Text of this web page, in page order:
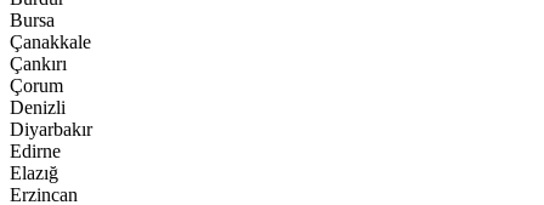
Bursa
Çanakkale
Çankırı
Çorum
Denizli
Diyarbakır
Edirne
Elazığ
Erzincan